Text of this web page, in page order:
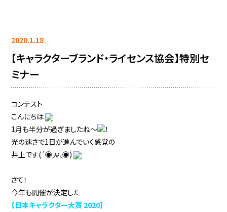
2020.1.18
【キャラクターブランド・ライセンス協会】特別セ
ミナー
コンテスト
こんにちは
1月も半分が過ぎましたね～
！
光の速さで1日が進んでいく感覚の
井上です(´◉◞౪◟◉)
さて！
今年も開催が決定した
【日本キャラクター大賞 2020】